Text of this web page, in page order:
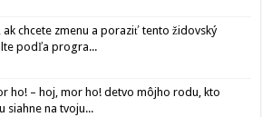
ak chcete zmenu a poraziť tento židovský
podľa progra...
ho! – hoj, mor ho! detvo môjho rodu, kto
siahne na tvoju...